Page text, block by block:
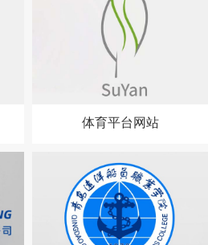
体育平台网站